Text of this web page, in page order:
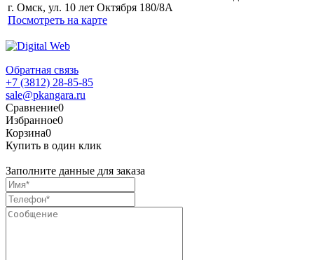
г. Омск, ул. 10 лет Октября 180/8А
Посмотреть на карте
Обратная связь
+7 (3812) 28-85-85
sale@pkangara.ru
Сравнение0
Избранное0
Корзина0
Купить в один клик
Заполните данные для заказа